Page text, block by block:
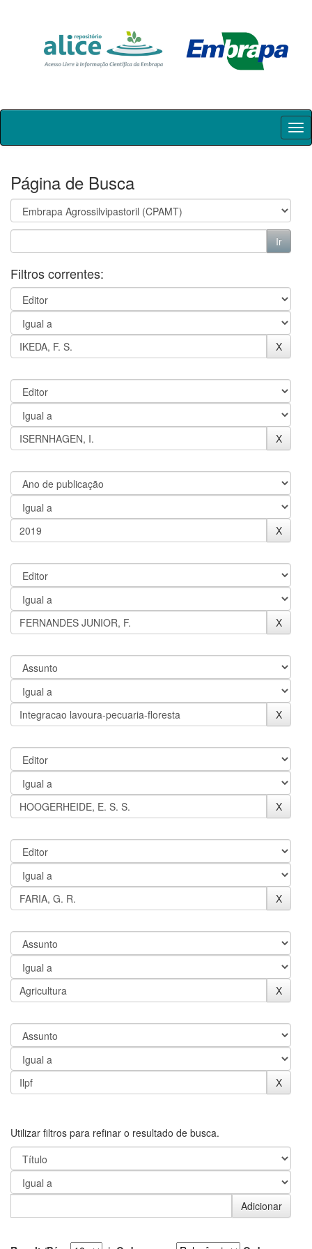
Skip
Página de Busca
Filtros correntes:
Utilizar filtros para refinar o resultado de busca.